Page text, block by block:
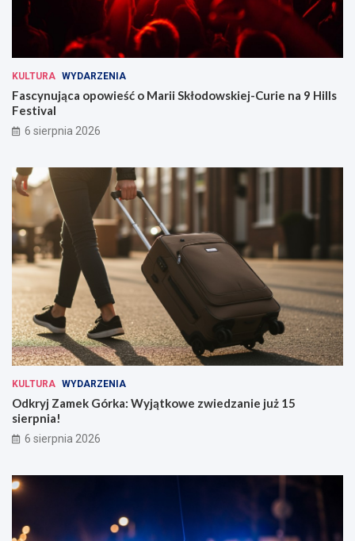
KULTURA WYDARZENIA
Fascynująca opowieść o Marii Skłodowskiej-Curie na 9 Hills
Festival
6 sierpnia 2026
KULTURA WYDARZENIA
Odkryj Zamek Górka: Wyjątkowe zwiedzanie już 15
sierpnia!
6 sierpnia 2026